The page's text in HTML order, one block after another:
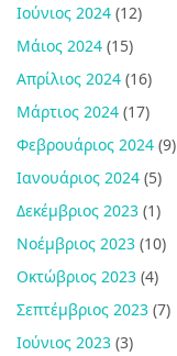
Ιούνιος 2024 (12)
Μάιος 2024 (15)
Απρίλιος 2024 (16)
Μάρτιος 2024 (17)
Φεβρουάριος 2024 (9)
Ιανουάριος 2024 (5)
Δεκέμβριος 2023 (1)
Νοέμβριος 2023 (10)
Οκτώβριος 2023 (4)
Σεπτέμβριος 2023 (7)
Ιούνιος 2023 (3)